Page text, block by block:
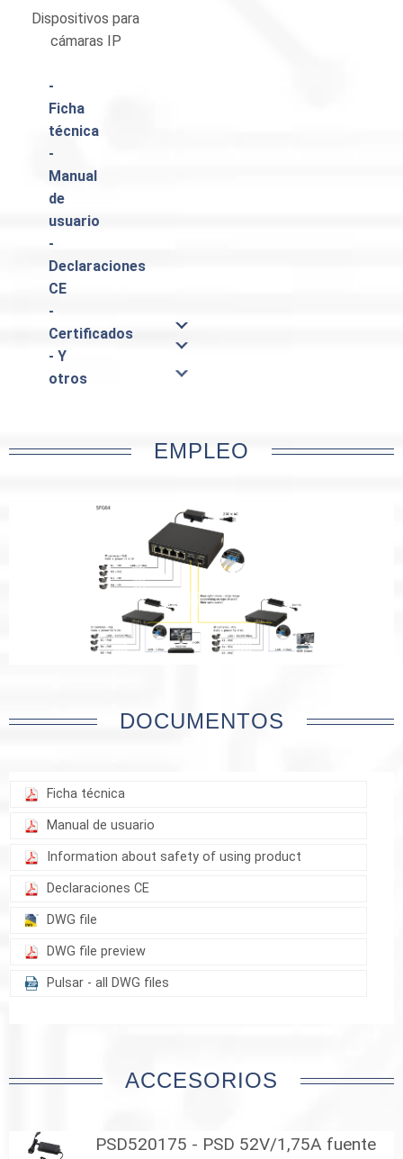
Dispositivos para
cámaras IP
-
Ficha
técnica
-
Manual
de
usuario
-
Declaraciones
CE
-
Certificados
- Y
otros
EMPLEO
DOCUMENTOS
Ficha técnica
Manual de usuario
Information about safety of using product
Declaraciones CE
DWG file
DWG file preview
Pulsar - all DWG files
ACCESORIOS
PSD520175 - PSD 52V/1,75A fuente